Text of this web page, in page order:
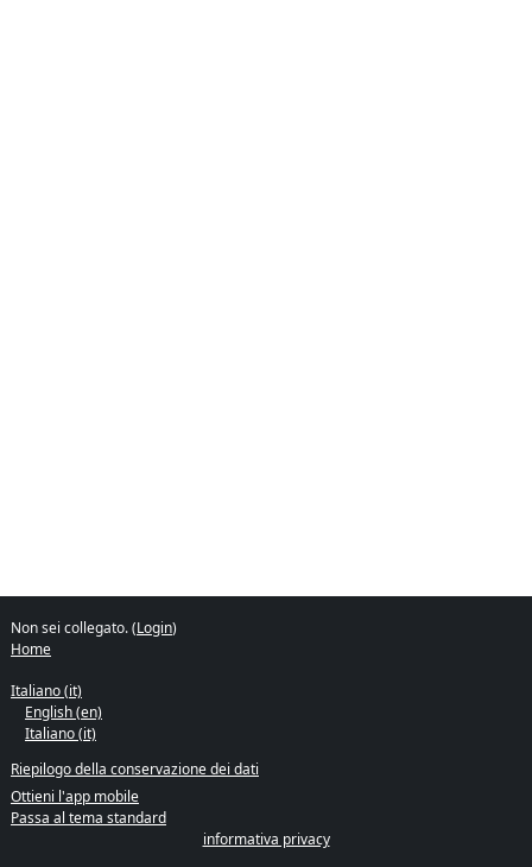
Non sei collegato. (Login)
Home
Italiano ‎(it)‎
English ‎(en)‎
Italiano ‎(it)‎
Riepilogo della conservazione dei dati
Ottieni l'app mobile
Passa al tema standard
informativa privacy